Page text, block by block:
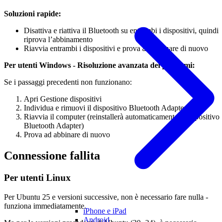
iPhone e iPad
Android
Soluzioni rapide:
Disattiva e riattiva il Bluetooth su entrambi i dispositivi, quindi
riprova l’abbinamento
Riavvia entrambi i dispositivi e prova ad abbinare di nuovo
Per utenti Windows - Risoluzione avanzata dei problemi:
Se i passaggi precedenti non funzionano:
Apri Gestione dispositivi
Individua e rimuovi il dispositivo Bluetooth Adapter
Riavvia il computer (reinstallerà automaticamente il dispositivo
Bluetooth Adapter)
Prova ad abbinare di nuovo
Connessione fallita
Per utenti Linux
Per Ubuntu 25 e versioni successive, non è necessario fare nulla -
funziona immediatamente.